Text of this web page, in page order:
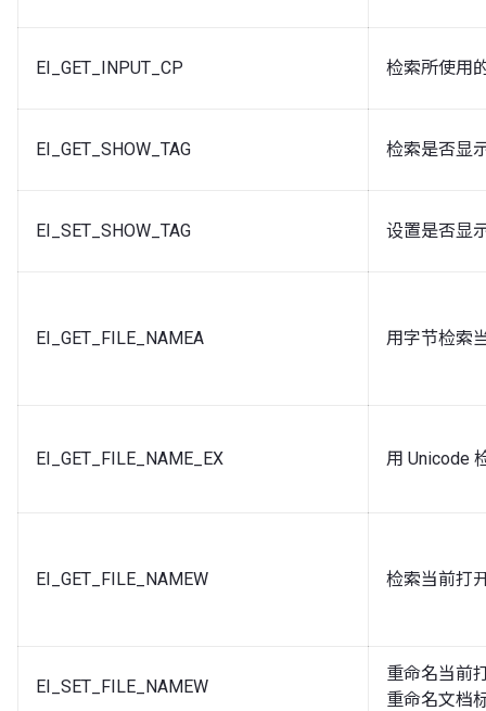
EI_GET_INPUT_CP 检索所使用
EI_GET_SHOW_TAG 检索是否显
EI_SET_SHOW_TAG 设置是否显
EI_GET_FILE_NAMEA 用字节检索
EI_GET_FILE_NAME_EX 用 Unicode
EI_GET_FILE_NAMEW 检索当前打
EI_SET_FILE_NAMEW
重命名当前
重命名文档